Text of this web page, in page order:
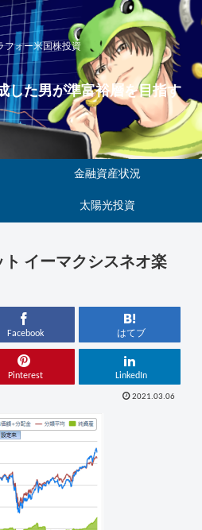
フォー米国株投資
した男が準富裕層を目指す
金融資産状況
太陽光投資
イーマクシスネオ楽
Facebook はてブ
Pinterest LinkedIn
2021.03.06